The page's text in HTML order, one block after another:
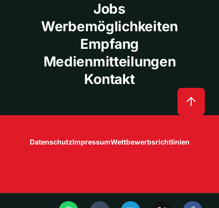
Jobs
Werbemöglichkeiten
Empfang
Medienmitteilungen
Kontakt
DatenschutzImpressumWettbewerbsrichtlinien